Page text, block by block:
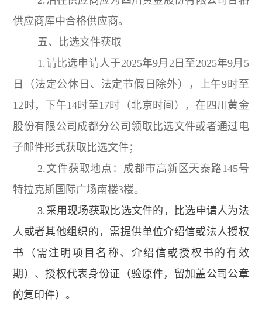
供应商库中合格供应商。
五、比选文件获取
1.请比选申请人于2025年9月2日至2025年9月5
日（法定公休日、法定节假日除外），上午9时至
12时，下午14时至17时（北京时间），在四川黄金
股份有限公司成都分公司领取比选文件或者通过电
子邮件形式获取比选文件；
2.文件获取地点：成都市高新区天泰路145号
特拉克斯国际广场南楼3楼。
3.采用现场获取比选文件的，比选申请人为法
人或者其他组织的，需提供单位介绍信或法人授权
书（需注明项目名称、介绍信或授权书的有效
期）、授权代表身份证（验原件，留加盖公司公章
的复印件）。